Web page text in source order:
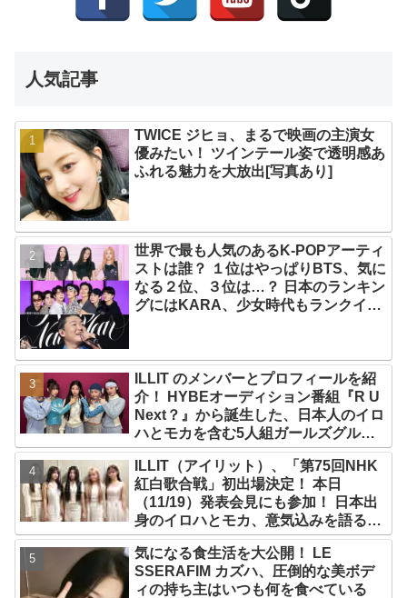
人気記事
TWICE ジヒョ、まるで映画の主演女
優みたい！ ツインテール姿で透明感あ
ふれる魅力を大放出[写真あり]
世界で最も人気のあるK-POPアーティ
ストは誰？ １位はやっぱりBTS、気に
なる２位、３位は…？ 日本のランキン
グにはKARA、少女時代もランクイ
ILLIT のメンバーとプロフィールを紹
介！ HYBEオーディション番組『R U
Next？』から誕生した、日本人のイロ
ハとモカを含む5人組ガールズグルー
プ！ デビュー曲「Magnetic」がいき
なりの大ヒット
ILLIT（アイリット）、「第75回NHK
紅白歌合戦」初出場決定！ 本日
（11/19）発表会見にも参加！ 日本出
身のイロハとモカ、意気込みを語る
「ずっと夢見てたステージ…嬉しくて
光栄」
気になる食生活を大公開！ LE
SSERAFIM カズハ、圧倒的な美ボデ
ィの持ち主はいつも何を食べている